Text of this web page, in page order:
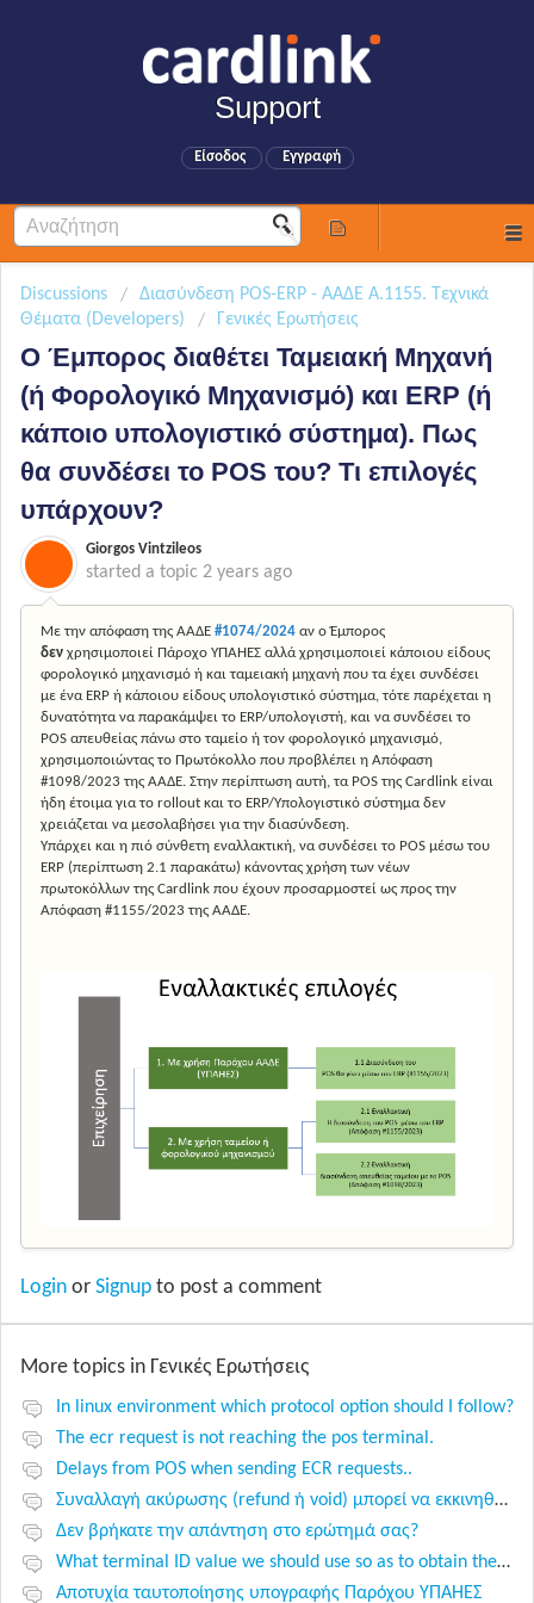
Support
Είσοδος Εγγραφή
Discussions
Διασύνδεση POS-ERP - ΑΑΔΕ Α.1155. Τεχνικά
Θέματα (Developers)
Γενικές Ερωτήσεις
Ο Έμπορος διαθέτει Ταμειακή Μηχανή
(ή Φορολογικό Μηχανισμό) και ERP (ή
κάποιο υπολογιστικό σύστημα). Πως
θα συνδέσει το POS του? Τι επιλογές
υπάρχουν?
Giorgos Vintzileos
started a topic 2 years ago
Με την απόφαση της ΑΑΔΕ #1074/2024 αν ο Έμπορος
δεν χρησιμοποιεί Πάροχο ΥΠΑΗΕΣ αλλά χρησιμοποιεί κάποιου είδους
φορολογικό μηχανισμό ή και ταμειακή μηχανή που τα έχει συνδέσει
με ένα ERP ή κάποιου είδους υπολογιστικό σύστημα, τότε παρέχεται η
δυνατότητα να παρακάμψει το ERP/υπολογιστή, και να συνδέσει το
POS απευθείας πάνω στο ταμείο ή τον φορολογικό μηχανισμό,
χρησιμοποιώντας το Πρωτόκολλο που προβλέπει η Απόφαση
#1098/2023 της ΑΑΔΕ. Στην περίπτωση αυτή, τα POS της Cardlink είναι
ήδη έτοιμα για το rollout και το ERP/Υπολογιστικό σύστημα δεν
χρειάζεται να μεσολαβήσει για την διασύνδεση.
Υπάρχει και η πιό σύνθετη εναλλακτική, να συνδέσει το POS μέσω του
ERP (περίπτωση 2.1 παρακάτω) κάνοντας χρήση των νέων
πρωτοκόλλων της Cardlink που έχουν προσαρμοστεί ως προς την
Απόφαση #1155/2023 της ΑΑΔΕ.
Login or Signup to post a comment
More topics in Γενικές Ερωτήσεις
In linux environment which protocol option should I follow?
The ecr request is not reaching the pos terminal.
Delays from POS when sending ECR requests..
Συναλλαγή ακύρωσης (refund ή void) μπορεί να εκκινηθεί αυτόνομα από το POS?
Δεν βρήκατε την απάντηση στο ερώτημά σας?
What terminal ID value we should use so as to obtain the payment ECR token?
Αποτυχία ταυτοποίησης υπογραφής Παρόχου ΥΠΑΗΕΣ